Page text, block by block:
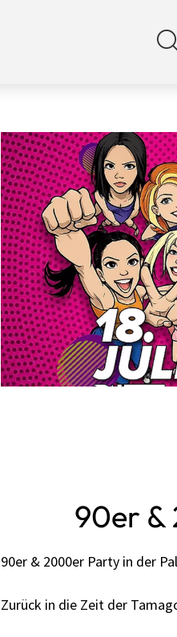
90er &
90er & 2000er Party in der
Zurück in die Zeit der